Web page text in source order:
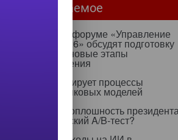
Самое читаемое
24 сентября на форуме «Управление
данными — 2026» обсудят подготовку
данных к ИИ и новые этапы
импортозамещения
Т-Банк оптимизирует процессы
дообучения языковых моделей
Казус Rapidus: оплошность
или стратегический A/B-тест?